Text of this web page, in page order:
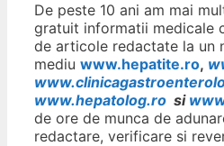
De peste 10 ani am mai
gratuit informatii medicale
de articole redactate la un
mediu www.hepatite.ro,
www.hepatolog.ro si
de ore de munca de
redactare, verificare si